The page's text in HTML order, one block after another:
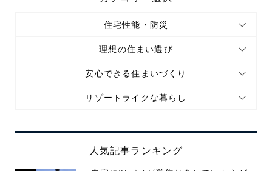
住宅性能・防災
理想の住まい選び
安心できる住まいづくり
リゾートライクな暮らし
人気記事ランキング